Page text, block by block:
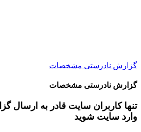
گزارش نادرستی مشخصات
گزارش نادرستی مشخصات
تنها کاربران سایت قادر به ارسال
وارد سایت شوید